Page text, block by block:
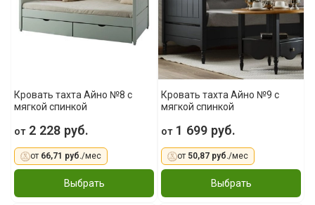
Кровать тахта Айно №8 с
мягкой спинкой
от2 228 руб.
от 66,71 руб./мес
Выбрать
Кровать тахта Айно №9 с
мягкой спинкой
от1 699 руб.
от 50,87 руб./мес
Выбрать